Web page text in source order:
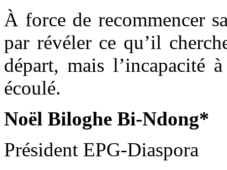
À force de recommencer
par révéler ce qu’il
départ, mais l’incapacité
écoulé.
Noël Biloghe Bi-Ndong*
Président EPG-Diaspora